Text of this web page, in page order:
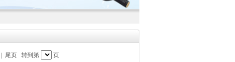
尾页 转到第 页